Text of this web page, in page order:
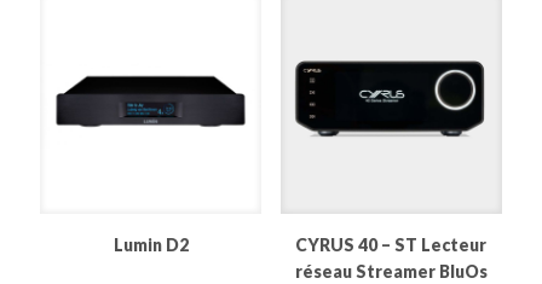
Lumin D2
CYRUS 40 – ST Lecteur
réseau Streamer BluOs